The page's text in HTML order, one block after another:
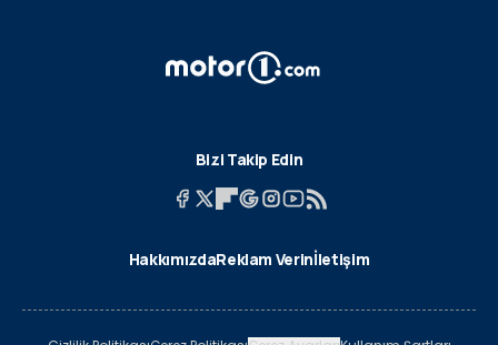
Bizi Takip Edin
HakkımızdaReklam Verinİletişim